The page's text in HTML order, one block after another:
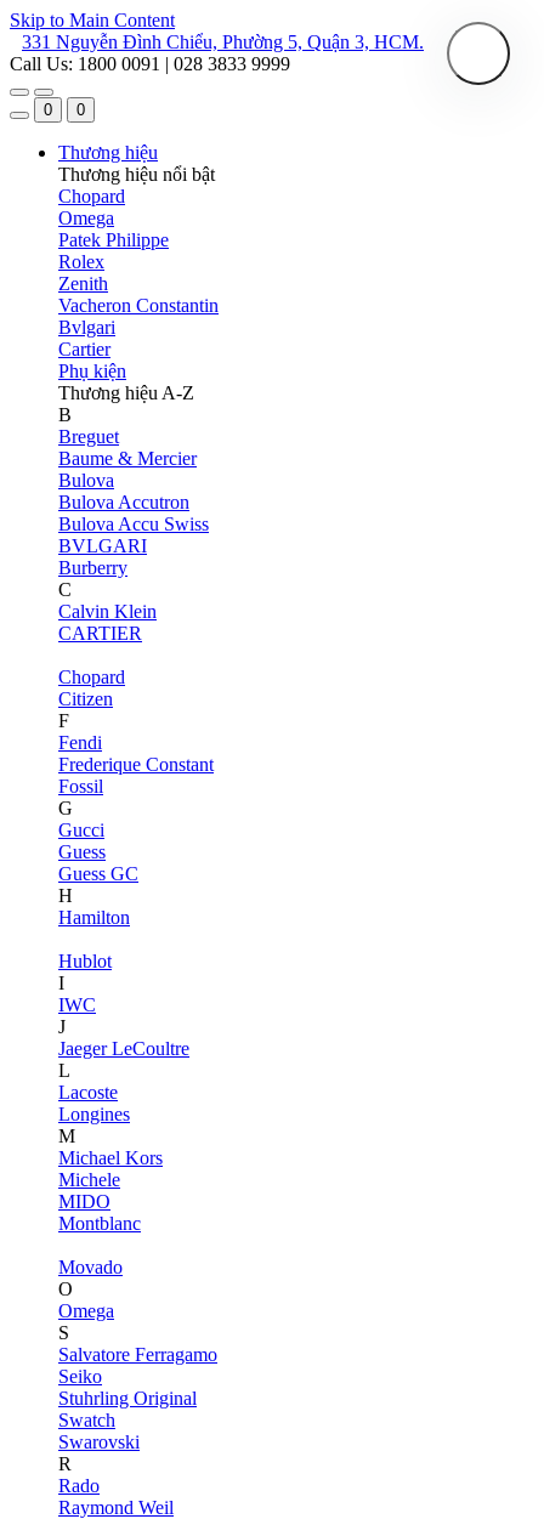
Skip to Main Content
331 Nguyễn Đình Chiểu, Phường 5, Quận 3, HCM.
Call Us: 1800 0091 | 028 3833 9999
0 0
Thương hiệu
Thương hiệu nổi bật
Chopard
Omega
Patek Philippe
Rolex
Zenith
Vacheron Constantin
Bvlgari
Cartier
Phụ kiện
Thương hiệu A-Z
B
Breguet
Baume & Mercier
Bulova
Bulova Accutron
Bulova Accu Swiss
BVLGARI
Burberry
C
Calvin Klein
CARTIER
Chopard
Citizen
F
Fendi
Frederique Constant
Fossil
G
Gucci
Guess
Guess GC
H
Hamilton
Hublot
I
IWC
J
Jaeger LeCoultre
L
Lacoste
Longines
M
Michael Kors
Michele
MIDO
Montblanc
Movado
O
Omega
S
Salvatore Ferragamo
Seiko
Stuhrling Original
Swatch
Swarovski
R
Rado
Raymond Weil